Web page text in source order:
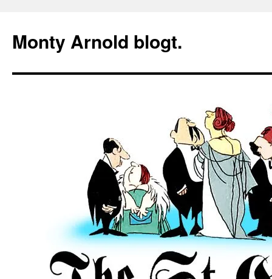
springen
Monty Arnold blogt.